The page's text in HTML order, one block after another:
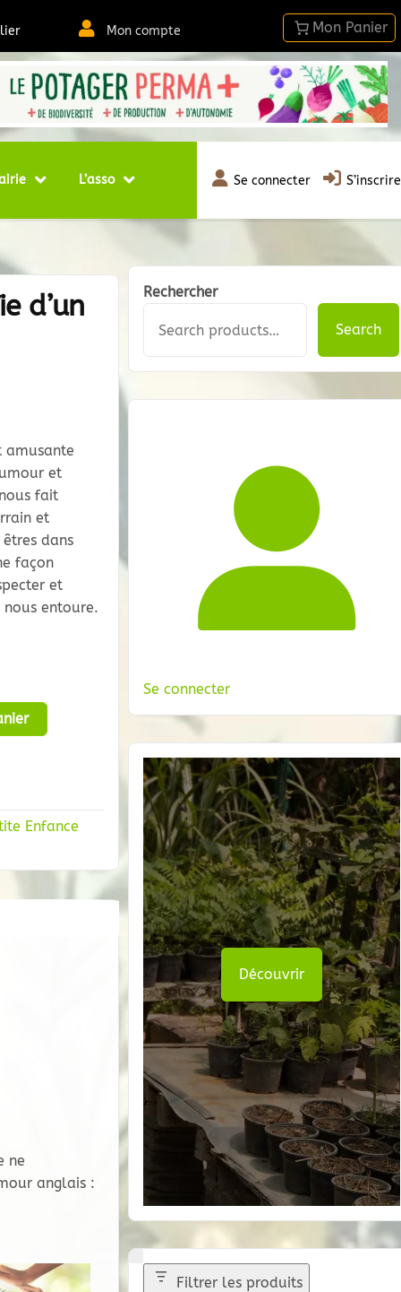
Mon compte
L’asso Se connecter S’inscrire
d’un
amusante
et
fait
et
dans
façon
et
entoure.
Enfance
ne
anglais :
Rechercher
Search
Se connecter
Découvrir
Filtrer les produits